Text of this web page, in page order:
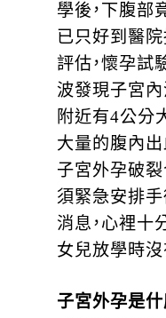
學後，下腹部
已只好到醫院
評估，懷孕試
波發現子宮內
附近有4公分
大量的腹內出
子宮外孕破裂
須緊急安排手
消息，心裡十
女兒放學時沒
子宮外孕是什